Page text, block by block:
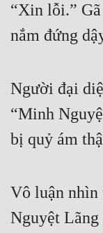
“Xin lỗi.”
nắm đứng
Người đại
“Minh
bị quỷ ám
Vô luận nhìn
Nguyệt